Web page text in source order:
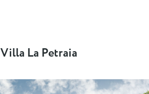
Villa La Petraia